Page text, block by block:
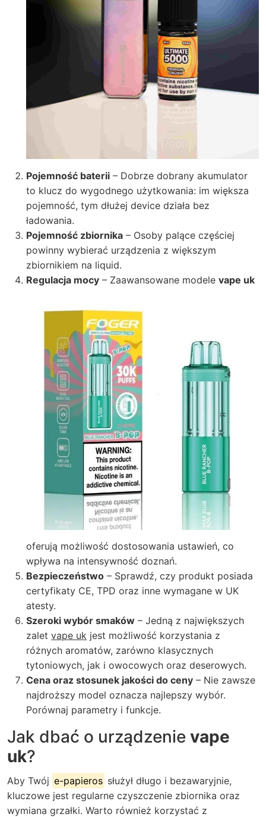
Pojemność baterii – Dobrze dobrany akumulator
to klucz do wygodnego użytkowania: im większa
pojemność, tym dłużej device działa bez
ładowania.
Pojemność zbiornika – Osoby palące częściej
powinny wybierać urządzenia z większym
zbiornikiem na liquid.
Regulacja mocy – Zaawansowane modele vape uk
oferują możliwość dostosowania ustawień, co
wpływa na intensywność doznań.
Bezpieczeństwo – Sprawdź, czy produkt posiada
certyfikaty CE, TPD oraz inne wymagane w UK
atesty.
Szeroki wybór smaków – Jedną z największych
zalet vape uk jest możliwość korzystania z
różnych aromatów, zarówno klasycznych
tytoniowych, jak i owocowych oraz deserowych.
Cena oraz stosunek jakości do ceny – Nie zawsze
najdroższy model oznacza najlepszy wybór.
Porównaj parametry i funkcje.
Jak dbać o urządzenie vape
uk?
Aby Twój e-papieros służył długo i bezawaryjnie,
kluczowe jest regularne czyszczenie zbiornika oraz
wymiana grzałki. Warto również korzystać z